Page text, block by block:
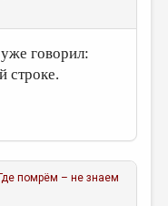
говорил:
строке.
помрём – не знаем